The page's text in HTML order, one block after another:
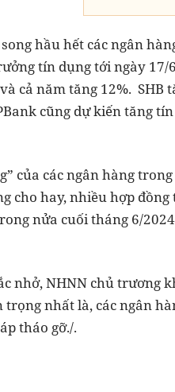
hầu hết các ngân
tín dụng tới ngày 17/
cả năm tăng 12%.
cũng dự kiến tăng
của các ngân hàng
cho hay, nhiều hợp
nửa cuối tháng 6/
nhở, NHNN chủ trương
nhất là, các ngân
tháo gỡ./.